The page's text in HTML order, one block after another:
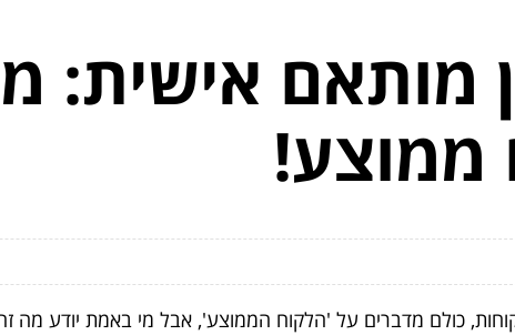
מותאם אישית:
ממוצע!
כולם מדברים על 'הלקוח הממוצע', אבל מי באמת יודע מה